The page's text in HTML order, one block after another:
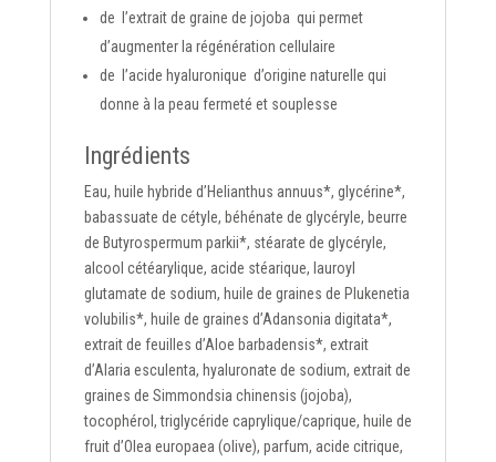
de
l’extrait de graine de jojoba qui permet
d’augmenter la régénération cellulaire
de
l’acide hyaluronique d’origine naturelle qui
donne à la peau fermeté et souplesse
Ingrédients
Eau, huile hybride d’Helianthus annuus*, glycérine*,
babassuate de cétyle, béhénate de glycéryle, beurre
de Butyrospermum parkii*, stéarate de glycéryle,
alcool cétéarylique, acide stéarique, lauroyl
glutamate de sodium, huile de graines de Plukenetia
volubilis*, huile de graines d’Adansonia digitata*,
extrait de feuilles d’Aloe barbadensis*, extrait
d’Alaria esculenta, hyaluronate de sodium, extrait de
graines de Simmondsia chinensis (jojoba),
tocophérol, triglycéride caprylique/caprique, huile de
fruit d’Olea europaea (olive), parfum, acide citrique,